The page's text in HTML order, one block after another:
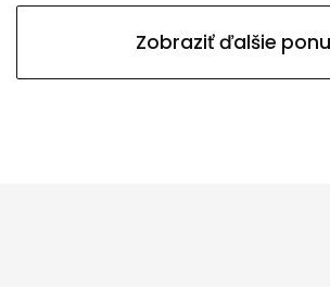
Zobraziť ďalšie